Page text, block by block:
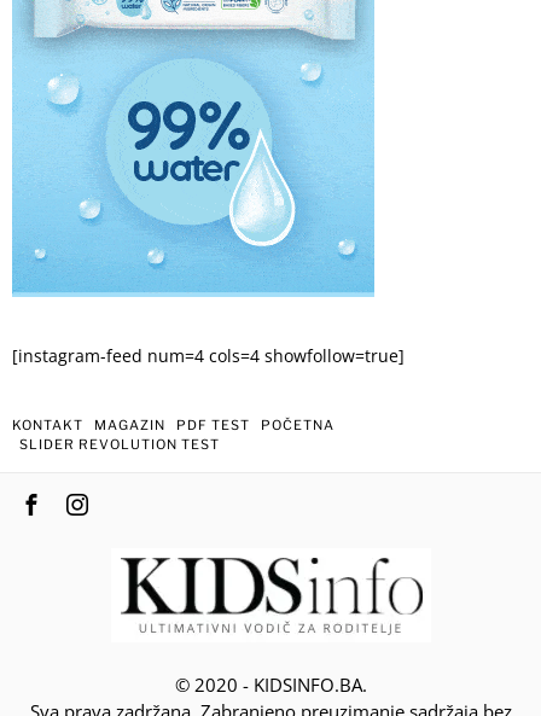
[instagram-feed num=4 cols=4 showfollow=true]
KONTAKT MAGAZIN PDF TEST
POČETNA
SLIDER REVOLUTION TEST
© 2020 - KIDSINFO.BA.
Sva prava zadržana. Zabranjeno preuzimanje sadržaja bez